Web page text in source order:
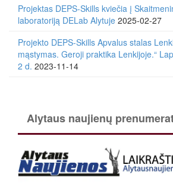
Projektas DEPS-Skills kviečia į
laboratoriją DELab Alytuje 2025-02-27
Projekto DEPS-Skills Apvalus stalas
mąstymas. Geroji praktika Lenkijoje.“
2 d. 2023-11-14
Alytaus naujienų